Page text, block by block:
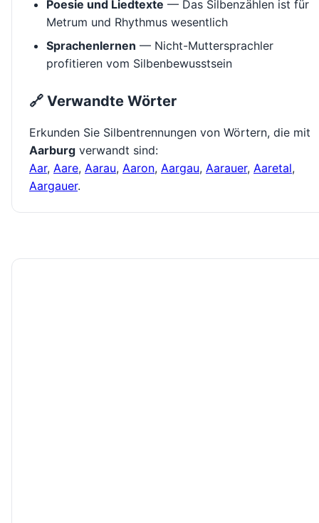
Poesie und Liedtexte — Das Silbenzählen ist für
Metrum und Rhythmus wesentlich
Sprachenlernen — Nicht-Muttersprachler
profitieren vom Silbenbewusstsein
🔗 Verwandte Wörter
Erkunden Sie Silbentrennungen von Wörtern, die mit
Aarburg verwandt sind:
Aar, Aare, Aarau, Aaron, Aargau, Aarauer, Aaretal,
Aargauer.